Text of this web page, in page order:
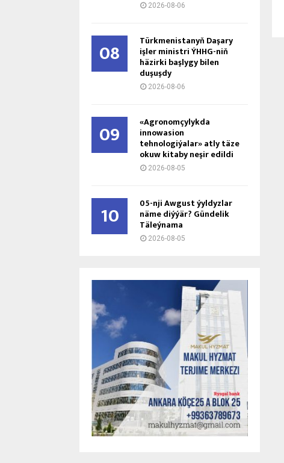
2026-08-06
08 Türkmenistanyň Daşary
işler ministri ÝHHG-niň
häzirki başlygy bilen
duşuşdy
2026-08-06
09 «Agronomçylykda
innowasion
tehnologiýalar» atly täze
okuw kitaby neşir edildi
2026-08-05
10 05-nji Awgust ýyldyzlar
näme diýýär? Gündelik
Täleýnama
2026-08-05